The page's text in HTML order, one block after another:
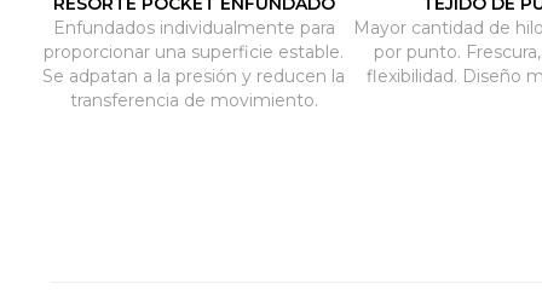
Enfundados individualmente para
proporcionar una superficie estable.
Se adpatan a la presión y reducen la
transferencia de movimiento.
Mayor cantidad de
por punto.
flexibilidad. Diseño